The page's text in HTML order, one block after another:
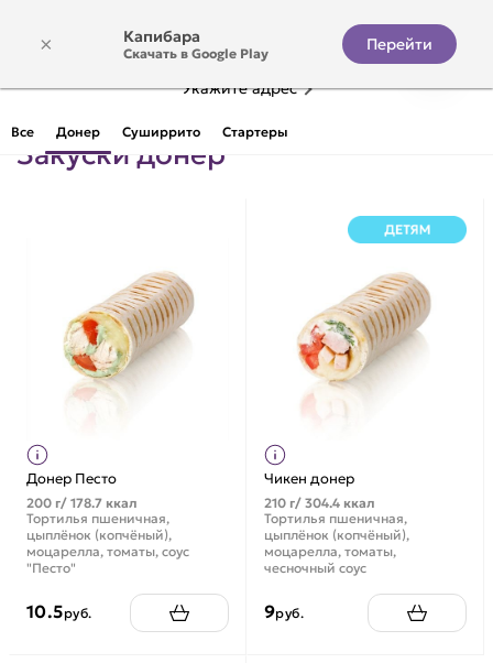
Укажите адрес
Все Донер Суширрито Стартеры
Закуски донер
Донер Песто
200 г/ 178.7 ккал
Тортилья пшеничная,
цыплёнок (копчёный),
моцарелла, томаты, соус
"Песто"
10.5руб.
Чикен донер
210 г/ 304.4 ккал
Тортилья пшеничная,
цыплёнок (копчёный),
моцарелла, томаты,
чесночный соус
9руб.
× Капибара
Скачать в Google Play Перейти